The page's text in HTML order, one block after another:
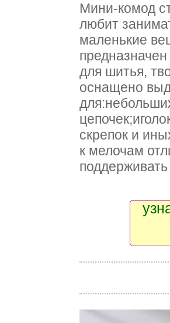
Мини-комод
любит
маленькие
для шитья,
оснащено
скрепок и
к мелочам